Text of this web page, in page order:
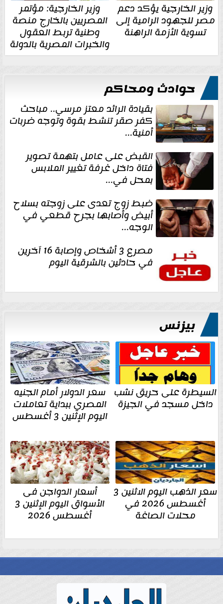
وزير الخارجية يؤكد دعم
مصر للجهود الرامية إلى
تسوية الأزمة الراهنة
وزير الخارجية: مؤتمر
المصريين بالخارج منصة
وطنية تربط العقول
والخبرات المصرية بالدولة
حوادث ومحاكم
بقيادة الرائد معتز مرسي.. مباحث
كفر صقر تنشط بقوة وتوجه ضربات
أمنية...
القبض على عامل بتهمة تصوير
فتاة داخل غرفة تغيير الملابس
بمحل في...
ضبط زوج تعدى على زوجته بسلاح
أبيض وأصابها بجرح قطعي في
الوجه...
مصرع 3 أشخاص وإصابة 16 آخرين
في حادثين بالشرقية اليوم
بيزنس
السيطرة على حريق نشب
داخل مسجد في الجيزة
سعر الدولار أمام الجنيه
المصري ببداية تعاملات
اليوم الإثنين 3 أغسطس
سعر الذهب اليوم الاثنين 3
أغسطس 2026 في
محلات الصاغة
أسعار الدواجن فى
الأسواق اليوم الإثنين 3
أغسطس 2026